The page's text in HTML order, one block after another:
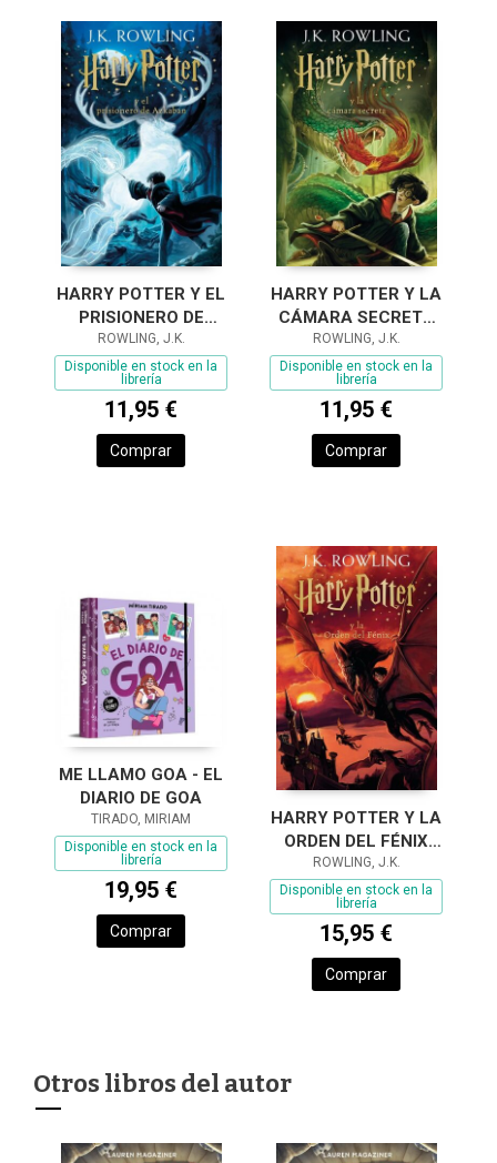
HARRY POTTER Y EL
PRISIONERO DE
AZKABAN (HARRY
POTTER [EDICIÓN
CON LA PORTADA IL
ROWLING, J.K.
Disponible en stock en la
librería
11,95 €
Comprar
HARRY POTTER Y LA
CÁMARA SECRETA
(HARRY POTTER
[EDICIÓN CON LA
PORTADA
ILUSTRADA
ROWLING, J.K.
Disponible en stock en la
librería
11,95 €
Comprar
ME LLAMO GOA - EL
DIARIO DE GOA
TIRADO, MIRIAM
Disponible en stock en la
librería
19,95 €
Comprar
HARRY POTTER Y LA
ORDEN DEL FÉNIX
(HARRY POTTER
[EDICIÓN CON LA
PORTADA ILUSTRAD
ROWLING, J.K.
Disponible en stock en la
librería
15,95 €
Comprar
Otros libros del autor